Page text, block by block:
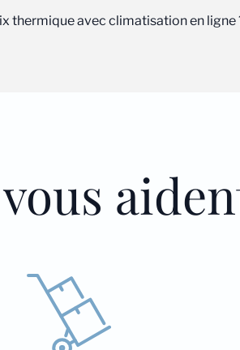
thermique avec climatisation en ligne